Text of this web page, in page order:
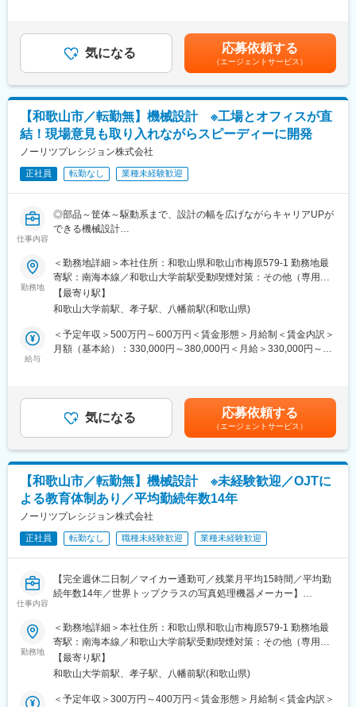
同社は写真処理機器の製造・販売において世界トップクラスの企
業であり、グローバルに事業を展開しています。設計から販売ま
で一貫して自社で行うものづくりへのこだわりと、海外拠点6ヶ国
に子会社があり世界180カ国への出荷実績を誇ります。医療機器
や介護機器などの新規事業にも積極的に取り組んでおり、常に革
新を追求する情熱を持った企業です。
管理
・部品図面を用いた取引先との交渉
■働き方：
完全週休二日制に加え、入社日に有給休暇を10日付与しますので
転職後もすぐにリフレッシュできます。マイカー通勤OK、制服貸
与はもちろん、社員割引が利用できる食堂のお弁当も好評です。
遠方からのご入社には支度金も支給（規定有）しますので、安心
して新しいスタートを切ってください。
■組織体制：
調達購買部門は、開発や製造部門、そして社外の取引先と密接に
連携を取りながら業務を進めます。幅広い年齢層の社員が在籍
馴染んでいただけます。部門内外との活発な交流を通じて、多角
的な視点や知識を習得し、調達のプロフェッショナルとして高め
合える環境です。
・多岐にわたる事業領域において、高品質な製品を支える「調
達」は、ものづくりの要となる重要なポジションです。部品の選
する可能性があります。月給(月額)は固定手当を含めた表記です。
気になる 応募依頼する
（エージェントサービス）
【和歌山市／転勤無】機械設計 ※工場とオフィスが直
結！現場意見も取り入れながらスピーディーに開発
ノーリツプレシジョン株式会社
正社員 転勤なし 業種未経験歓迎
仕事内容
◎部品～筐体～駆動系まで、設計の幅を広げながらキャリアUPが
できる機械設計
◎転勤無！残業月15h平均で働き方も安心／平均勤続年数14年
■業務内容：
医療用機器（輸液ポンプ等）、業務用写真プリンターの部品設計
から筐体設計、機構設計まで幅広く担当していただきます。
※スキルに応じて以下の業務の中からお任せいたします。
＜具体的には＞
・試作／量産設計、特許出願、品質向上に向けた検討等
※特に医療分野に注力しており、新規開発案件も検討中です。
■組織体制：
同社では、約40名のエンジニアが医療機器や業務用プリンターを
中心に活躍しています。機械、電気、ソフトの各専門分野のプロ
フェッショナルが集まり、チームワークを大切にしながら技術力
を高め合っています。幅広い年齢層の社員が在籍し、新しいメン
バーもスムーズに馴染める環境が整っています。
■当社について：
調完備されているので、年間を通して気持ち良く働けます。マイ
カー通勤OK、制服貸与はもちろん、社員割引が利用できる食堂の
お弁当も好評です。遠方からのご入社には支度金も支給（規定
有）しますので、安心して新しいスタートを切ってください。
■企業の特徴／魅力：
勤務地
＜勤務地詳細＞本社住所：和歌山県和歌山市梅原579-1 勤務地最
寄駅：南海本線／和歌山大学前駅受動喫煙対策：その他（専用喫
煙室を設置し、それ以外の場所はすべて禁煙）
【最寄り駅】
和歌山大学前駅、孝子駅、八幡前駅(和歌山県)
給与
＜予定年収＞500万円～600万円＜賃金形態＞月給制＜賃金内訳＞
月額（基本給）：330,000円～380,000円＜月給＞330,000円～
可能性があります。月給(月額)は固定手当を含めた表記です。
気になる 応募依頼する
（エージェントサービス）
【和歌山市／転勤無】機械設計 ※未経験歓迎／OJTに
よる教育体制あり／平均勤続年数14年
ノーリツプレシジョン株式会社
正社員 転勤なし 職種未経験歓迎 業種未経験歓迎
仕事内容
【完全週休二日制／マイカー通勤可／残業月平均15時間／平均勤
続年数14年／世界トップクラスの写真処理機器メーカー】
■業務内容：
医療用機器（輸液ポンプ等）、業務用写真プリンターの部品設計
から筐体設計、機構設計まで幅広く担当していただきます。OJT
による教育体制が整っており、ご入社後はスキルに応じて業務を
お任せするので、設計経験がなくても3DCADの使用経験があれば
ご応募可能です！
勤務地
＜勤務地詳細＞本社住所：和歌山県和歌山市梅原579-1 勤務地最
寄駅：南海本線／和歌山大学前駅受動喫煙対策：その他（専用喫
煙室を設置し、それ以外の場所はすべて禁煙）
【最寄り駅】
和歌山大学前駅、孝子駅、八幡前駅(和歌山県)
＜予定年収＞300万円～400万円＜賃金形態＞月給制＜賃金内訳＞